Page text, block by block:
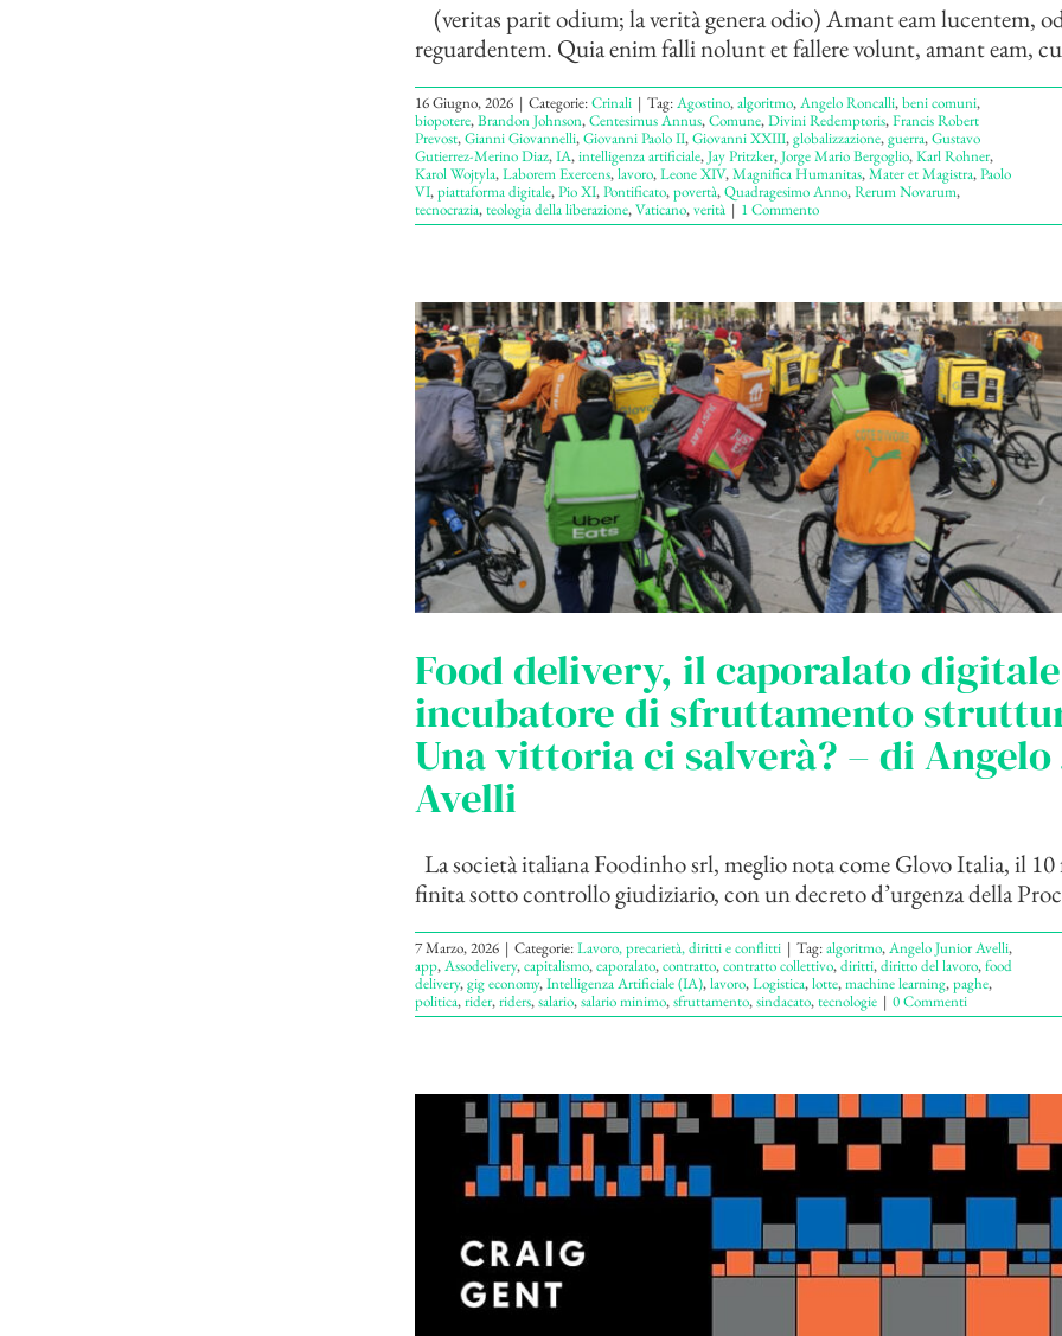
(veritas parit odium; la verità genera odio) Amant eam lucentem,
reguardentem. Quia enim falli nolunt et fallere volunt, amant eam,
16 Giugno, 2026 | Categorie:Crinali | Tag:Agostino,algoritmo,Angelo Roncalli,beni comuni,
biopotere,Brandon Johnson,Centesimus Annus,Comune,Divini Redemptoris,Francis Robert
Prevost,Gianni Giovannelli,Giovanni Paolo II,Giovanni XXIII,globalizzazione,guerra,Gustavo
Gutierrez-Merino Diaz,IA,intelligenza artificiale,Jay Pritzker,Jorge Mario Bergoglio,Karl Rohner,
Karol Wojtyla,Laborem Exercens,lavoro,Leone XIV,Magnifica Humanitas,Mater et Magistra,Paolo
VI,piattaforma digitale,Pio XI,Pontificato,povertà,Quadragesimo Anno,Rerum Novarum,
tecnocrazia,teologia della liberazione,Vaticano,verità | 1 Commento
Food delivery, il caporalato
incubatore di sfruttamento
Una vittoria ci salverà? – di
Avelli
La società italiana Foodinho srl, meglio nota come Glovo Italia, il 10
finita sotto controllo giudiziario, con un decreto d’urgenza della
7 Marzo, 2026 | Categorie:Lavoro, precarietà, diritti e conflitti | Tag:algoritmo,Angelo Junior Avelli,
app,Assodelivery,capitalismo,caporalato,contratto,contratto collettivo,diritti,diritto del lavoro,food
delivery,gig economy,Intelligenza Artificiale (IA),lavoro,Logistica,lotte,machine learning,paghe,
politica,rider,riders,salario,salario minimo,sfruttamento,sindacato,tecnologie | 0 Commenti